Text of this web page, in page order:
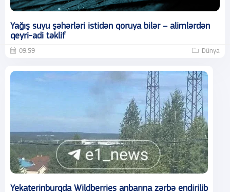
Yağış suyu şəhərləri istidən qoruya bilər – alimlərdən
qeyri-adi təklif
09:59 Dünya
Yekaterinburqda Wildberries anbarına zərbə endirilib